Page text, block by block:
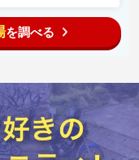
を調べる